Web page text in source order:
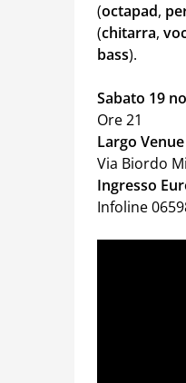
(octapad,
(chitarra,
bass).
Sabato 19
Ore 21
Largo Venue
Via Biordo
Ingresso
Infoline